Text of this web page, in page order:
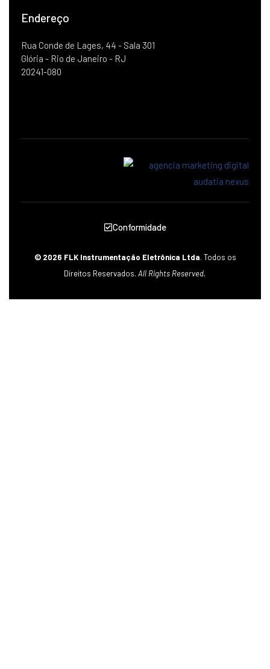
Endereço
Rua Conde de Lages, 44 - Sala 301
Glória - Rio de Janeiro - RJ
20241-080
© 2026 FLK Instrumentação Eletrônica Ltda. Todos os
Direitos Reservados. All Rights Reserved.
Conformidade